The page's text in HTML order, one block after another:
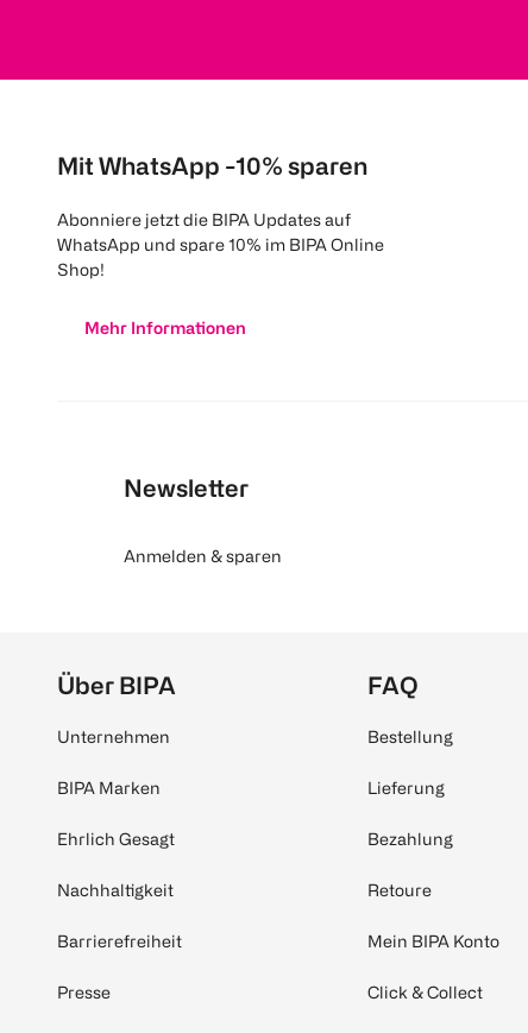
Mit WhatsApp -10% sparen
Abonniere jetzt die BIPA Updates auf
WhatsApp und spare 10% im BIPA Online
Shop!
Mehr Informationen
Newsletter
Anmelden & sparen
Über BIPA
Unternehmen
BIPA Marken
Ehrlich Gesagt
Nachhaltigkeit
Barrierefreiheit
Presse
FAQ
Bestellung
Lieferung
Bezahlung
Retoure
Mein BIPA Konto
Click & Collect